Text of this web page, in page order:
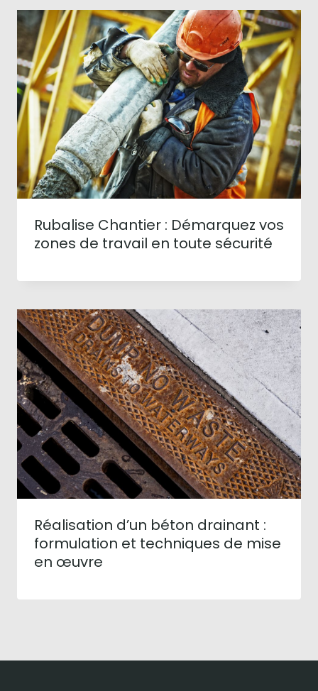
Rubalise Chantier : Démarquez vos
zones de travail en toute sécurité
Réalisation d’un béton drainant :
formulation et techniques de mise
en œuvre